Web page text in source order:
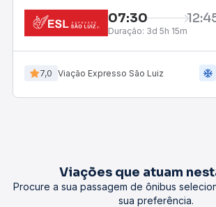
07:30
Duração: 3d 5h 15m
7,0 Viação Expresso São Luiz ac_unit
Viações que atuam
Procure a sua passagem de ônibus
sua preferência.